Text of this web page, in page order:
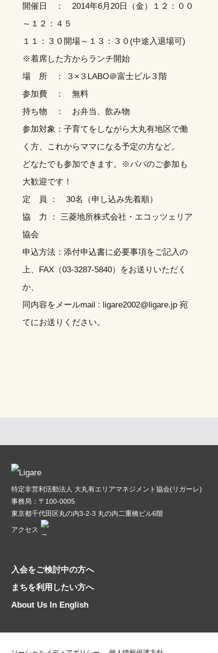
開催日 ： 2014年6月20日（金）１２：００
～１２：４５
１１：３０開場～１３：３０(中途入退場可)
※着席した方からランチ開始
場 所 ：
３×３LABO＠富士ビル３階
参加費 ： 無料
持ち物 ： お弁当、飲み物
参加対象：子育てをしながら大丸有地区で働
く方、これからママになる予定の方など。
どなたでも参加できます。※パパのご参加も
大歓迎です！
定 員 ： 30名（申し込み先着順）
協 力 ： 三菱地所株式会社・エコッツェリア
協会
申込方法：添付申込書に必要事項をご記入の
上、FAX（03-3287-5840）をお送りいただく
か、
同内容をメールmail : ligare2002@ligare.jp 宛
てにお送りください。
特定非営利活動法人 大丸有エリアマネジメント協会(リガーレ)
事務局：〒100-0005
東京都千代田区丸の内3-2-3 丸の内二重橋ビル6階
アクセス
入会をご検討中の方へ
まちを利用したい方へ
About Us In English